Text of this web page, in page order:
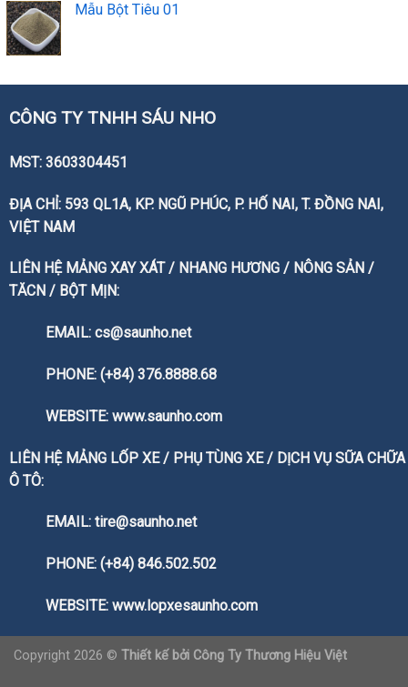
Mẫu Bột Tiêu 01
CÔNG TY TNHH SÁU NHO
MST: 3603304451
ĐỊA CHỈ: 593 QL1A, KP. NGŨ PHÚC, P. HỐ NAI, T. ĐỒNG NAI,
VIỆT NAM
LIÊN HỆ MẢNG XAY XÁT / NHANG HƯƠNG / NÔNG SẢN /
TĂCN / BỘT MỊN:
EMAIL: cs@saunho.net
PHONE: (+84) 376.8888.68
WEBSITE: www.saunho.com
LIÊN HỆ MẢNG LỐP XE / PHỤ TÙNG XE / DỊCH VỤ SỮA CHỮA
Ô TÔ:
EMAIL: tire@saunho.net
PHONE: (+84) 846.502.502
WEBSITE: www.lopxesaunho.com
Copyright 2026 © Thiết kế bởi Công Ty Thương Hiệu Việt